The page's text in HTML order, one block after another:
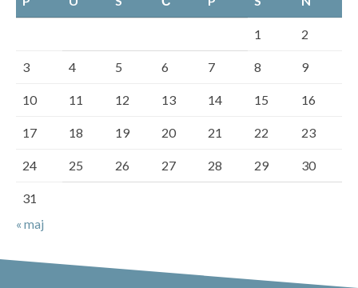
1 2
3 4 5 6 7 8 9
10 11 12 13 14 15 16
17 18 19 20 21 22 23
24 25 26 27 28 29 30
31
« maj